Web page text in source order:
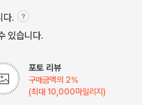
다.
있습니다.
포토 리뷰
구매금액의 2%
(최대 10,000마일리지)